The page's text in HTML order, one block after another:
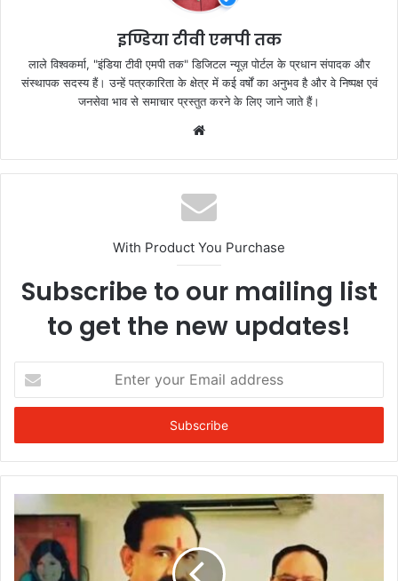
इण्डिया टीवी एमपी तक
लाले विश्वकर्मा, "इंडिया टीवी एमपी तक" डिजिटल न्यूज़ पोर्टल के प्रधान संपादक और
संस्थापक सदस्य हैं। उन्हें पत्रकारिता के क्षेत्र में कई वर्षों का अनुभव है और वे निष्पक्ष एवं
जनसेवा भाव से समाचार प्रस्तुत करने के लिए जाने जाते हैं।
With Product You Purchase
Subscribe to our mailing list
to get the new updates!
your
Email